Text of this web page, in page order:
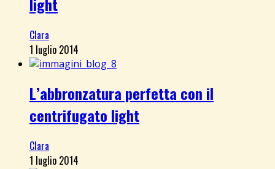
Clara
1 luglio 2014
L’abbronzatura perfetta con il
centrifugato light
Clara
1 luglio 2014